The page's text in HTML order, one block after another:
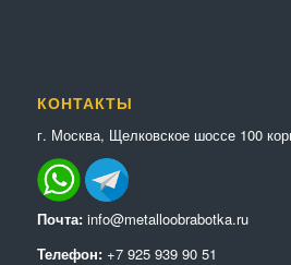
КОНТАКТЫ
г. Москва, Щелковское шоссе 100
Почта: info@metalloobrabotka.ru
Телефон: +7 925 939 90 51